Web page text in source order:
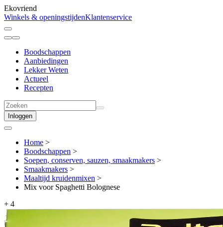
Ekovriend
Winkels & openingstijdenKlantenservice
Boodschappen
Aanbiedingen
Lekker Weten
Actueel
Recepten
Inloggen
Home >
Boodschappen >
Soepen, conserven, sauzen, smaakmakers >
Smaakmakers >
Maaltijd kruidenmixen >
Mix voor Spaghetti Bolognese
+ 4